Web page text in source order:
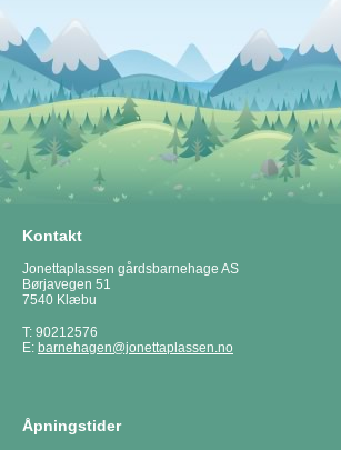
Kontakt
Jonettaplassen gårdsbarnehage AS
Børjavegen 51
7540 Klæbu
T: 90212576
E: barnehagen@jonettaplassen.no
Åpningstider